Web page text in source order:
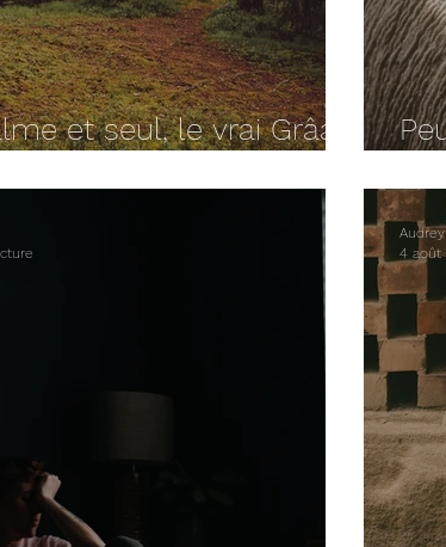
et seul, le vrai Grâal
4 août